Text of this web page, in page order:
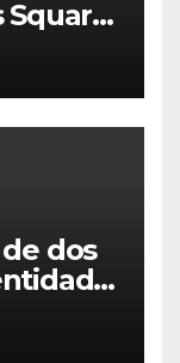
Square
dos